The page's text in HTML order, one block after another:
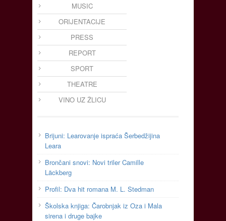
MUSIC
ORIJENTACIJE
PRESS
REPORT
SPORT
THEATRE
VINO UZ ŽLICU
Brijuni: Learovanje ispraća Šerbedžijina
Leara
Brončani snovi: Novi triler Camille
Läckberg
Profil: Dva hit romana M. L. Stedman
Školska knjiga: Čarobnjak iz Oza i Mala
sirena i druge bajke